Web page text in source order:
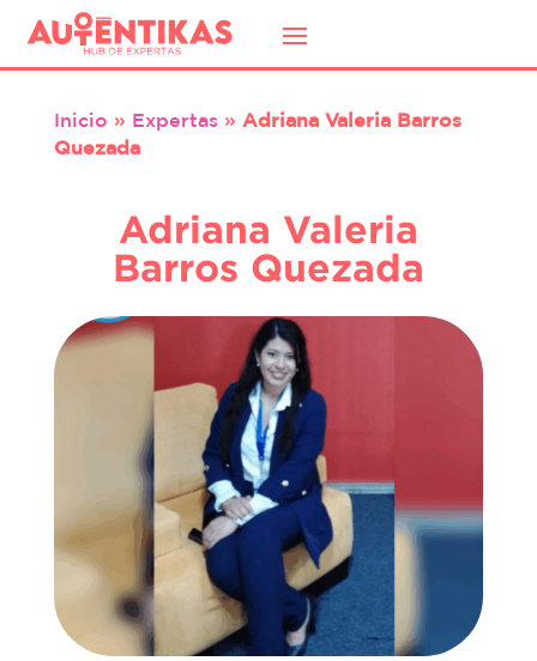
Inicio » Expertas» Adriana Valeria Barros
Quezada
Adriana Valeria
Barros Quezada